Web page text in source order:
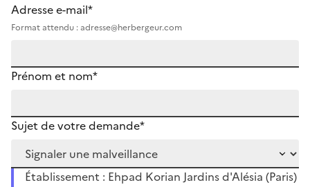
Adresse e-mail*
Format attendu : adresse@herbergeur.com
Prénom et nom*
Sujet de votre demande*
Établissement : Ehpad Korian Jardins d'Alésia (Paris)